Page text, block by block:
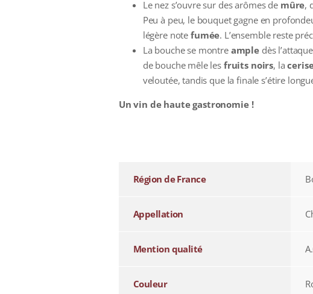
Le nez s’ouvre sur des arômes de mûre,
Peu à peu, le bouquet gagne en
légère note fumée. L’ensemble reste
La bouche se montre ample dès
de bouche mêle les fruits noirs, la
veloutée, tandis que la finale s’étire
Un vin de haute gastronomie !
Région de France
Appellation
Mention qualité
Couleur